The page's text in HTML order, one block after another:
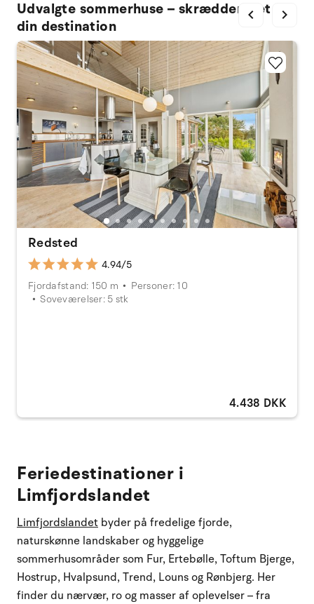
Udvalgte sommerhuse – skræddersyet til
din destination
Redsted
4.94/5
Fjordafstand: 150 m
Personer: 10
Soveværelser: 5 stk
4.438 DKK
chevron_left chevron_right
Feriedestinationer i
Limfjordslandet
Limfjordslandet byder på fredelige fjorde,
naturskønne landskaber og hyggelige
sommerhusområder som Fur, Ertebølle, Toftum Bjerge,
Hostrup, Hvalpsund, Trend, Louns og Rønbjerg. Her
finder du nærvær, ro og masser af oplevelser – fra